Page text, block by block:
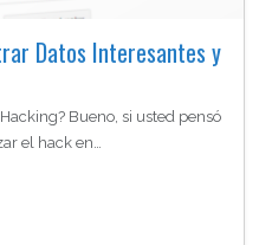
Datos Interesantes y
Bueno, si usted pensó
el hack en…